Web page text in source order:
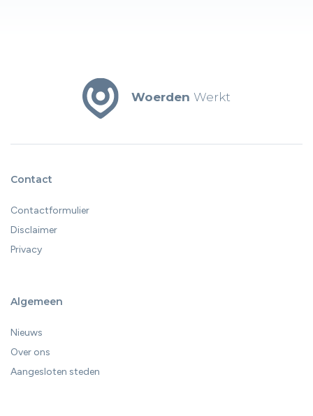
met 2028 in Midden-Utrecht ongeveer 4.000 minder
banen bijgekomen dan wanneer de energieprijzen
Woerden Werkt
Contact
Contactformulier
Disclaimer
Privacy
Algemeen
Nieuws
Over ons
Aangesloten steden